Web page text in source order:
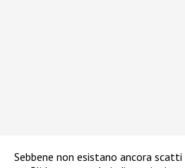
Sebbene non esistano ancora